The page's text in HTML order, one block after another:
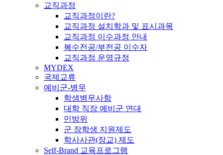
교직과정
교직과정이란?
교직과정 설치학과 및 표시과목
교직과정 이수과정 안내
복수전공/부전공 이수자
교직과정 운영규정
MYDEX
국제교류
예비군-병무
학생병무사항
대학 직장 예비군 연대
민방위
군 장학생 지원제도
학사사관(장교) 제도
Self-Brand 교육프로그램